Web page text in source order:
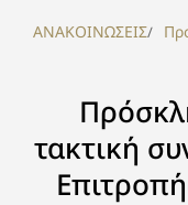
ΑΝΑΚΟΙΝΩΣΕΙΣ/
τακτική